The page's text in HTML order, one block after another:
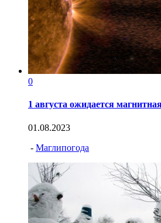
0
1 августа ожидается
01.08.2023
- Маглипогода